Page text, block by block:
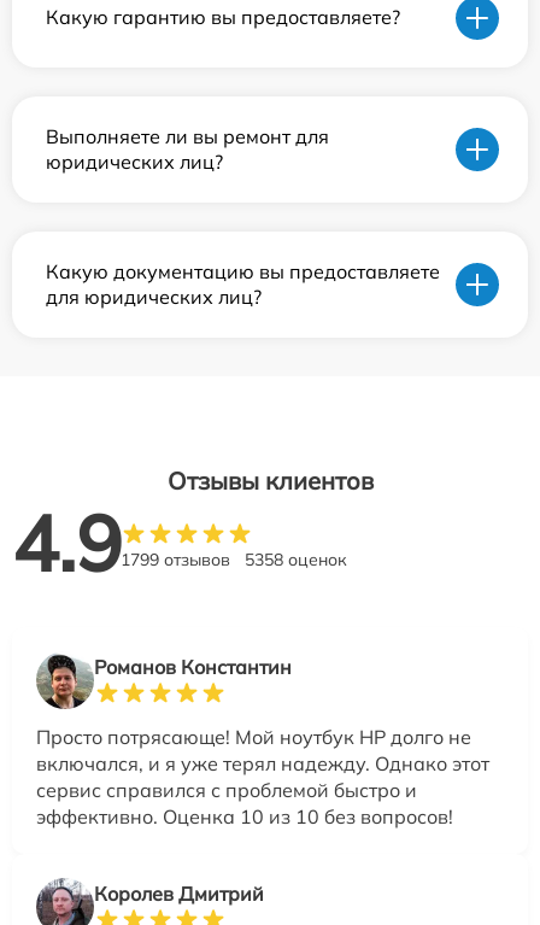
Какую гарантию вы предоставляете?
Выполняете ли вы ремонт для
юридических лиц?
Какую документацию вы предоставляете
для юридических лиц?
Отзывы клиентов
4.91799 отзывов 5358 оценок
Романов Константин
Просто потрясающе! Мой ноутбук HP долго не
включался, и я уже терял надежду. Однако этот
сервис справился с проблемой быстро и
эффективно. Оценка 10 из 10 без вопросов!
Королев Дмитрий